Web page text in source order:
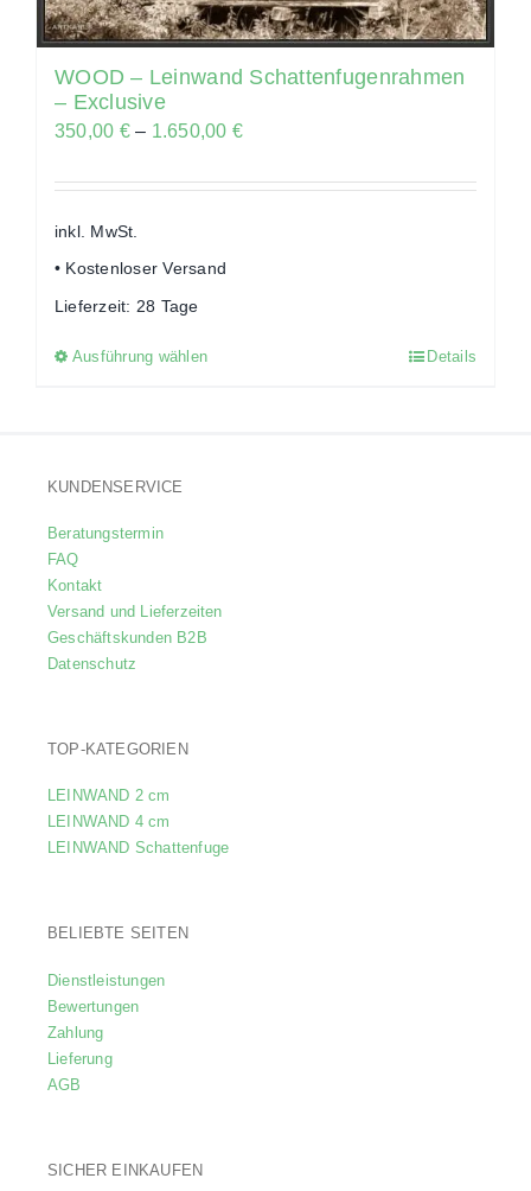
Produktseite
gewählt
werden
WOOD – Leinwand Schattenfugenrahmen
– Exclusive
350,00 €– 1.650,00 €
inkl. MwSt.
• Kostenloser Versand
Lieferzeit: 28 Tage
Ausführung wählenDieses
können
Details
KUNDENSERVICE
Beratungstermin
FAQ
Kontakt
Versand und Lieferzeiten
Geschäftskunden B2B
Datenschutz
TOP-KATEGORIEN
LEINWAND 2 cm
LEINWAND 4 cm
LEINWAND Schattenfuge
BELIEBTE SEITEN
Dienstleistungen
Bewertungen
Zahlung
Lieferung
AGB
SICHER EINKAUFEN